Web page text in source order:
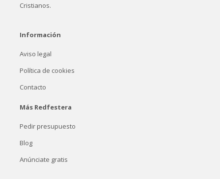
Cristianos.
Información
Aviso legal
Política de cookies
Contacto
Más Redfestera
Pedir presupuesto
Blog
Anúnciate gratis